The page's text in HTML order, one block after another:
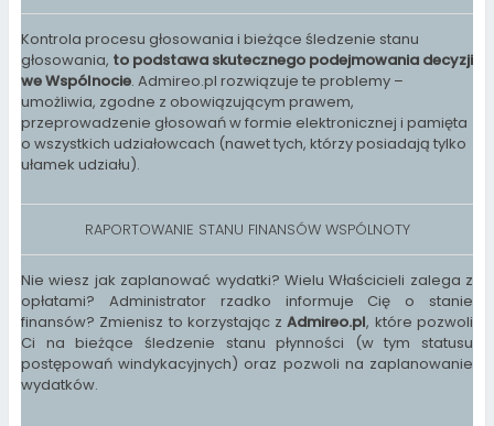
Kontrola procesu głosowania i bieżące śledzenie stanu
głosowania, to podstawa skutecznego podejmowania decyzji
we Wspólnocie. Admireo.pl rozwiązuje te problemy –
umożliwia, zgodne z obowiązującym prawem,
przeprowadzenie głosowań w formie elektronicznej i pamięta
o wszystkich udziałowcach (nawet tych, którzy posiadają tylko
ułamek udziału).
RAPORTOWANIE STANU FINANSÓW WSPÓLNOTY
Nie wiesz jak zaplanować wydatki? Wielu Właścicieli zalega z
opłatami? Administrator rzadko informuje Cię o stanie
finansów? Zmienisz to korzystając zAdmireo.pl, które pozwoli
Ci na bieżące śledzenie stanu płynności (w tym statusu
postępowań windykacyjnych) oraz pozwoli na zaplanowanie
wydatków.